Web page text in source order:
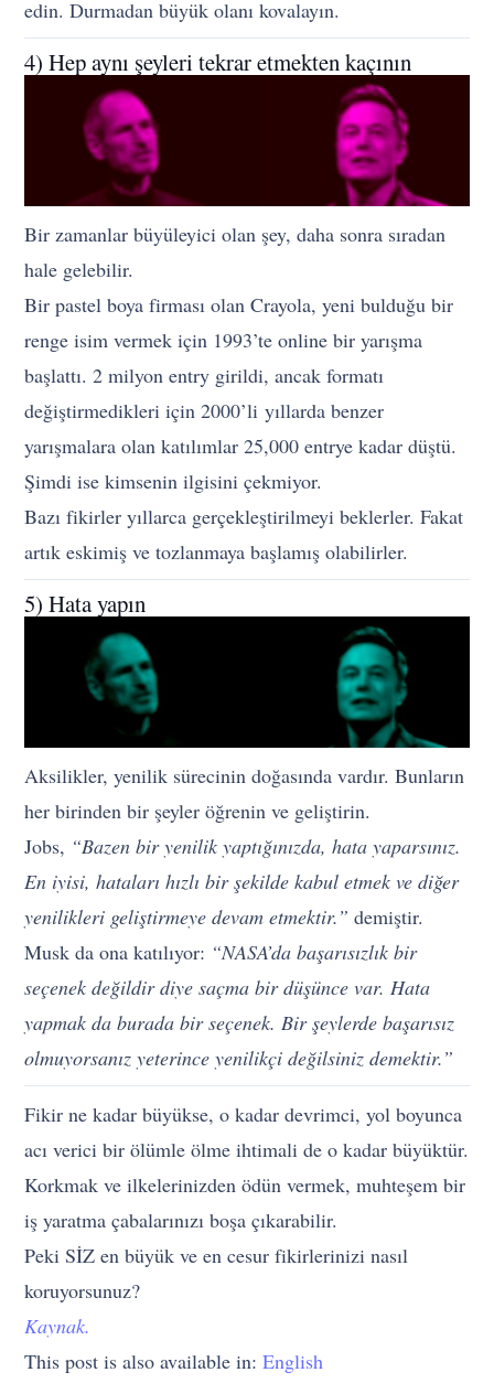
edin. Durmadan büyük olanı kovalayın.
4) Hep aynı şeyleri tekrar etmekten kaçının
Bir zamanlar büyüleyici olan şey, daha sonra sıradan
hale gelebilir.
Bir pastel boya firması olan Crayola, yeni bulduğu bir
renge isim vermek için 1993’te online bir yarışma
başlattı. 2 milyon entry girildi, ancak formatı
değiştirmedikleri için 2000’li yıllarda benzer
yarışmalara olan katılımlar 25,000 entrye kadar düştü.
Şimdi ise kimsenin ilgisini çekmiyor.
Bazı fikirler yıllarca gerçekleştirilmeyi beklerler. Fakat
artık eskimiş ve tozlanmaya başlamış olabilirler.
5) Hata yapın
Aksilikler, yenilik sürecinin doğasında vardır. Bunların
her birinden bir şeyler öğrenin ve geliştirin.
Jobs, “Bazen bir yenilik yaptığınızda, hata yaparsınız.
En iyisi, hataları hızlı bir şekilde kabul etmek ve diğer
yenilikleri geliştirmeye devam etmektir.” demiştir.
Musk da ona katılıyor: “NASA’da başarısızlık bir
seçenek değildir diye saçma bir düşünce var. Hata
yapmak da burada bir seçenek. Bir şeylerde başarısız
olmuyorsanız yeterince yenilikçi değilsiniz demektir.”
Fikir ne kadar büyükse, o kadar devrimci, yol boyunca
acı verici bir ölümle ölme ihtimali de o kadar büyüktür.
Korkmak ve ilkelerinizden ödün vermek, muhteşem bir
iş yaratma çabalarınızı boşa çıkarabilir.
Peki SİZ en büyük ve en cesur fikirlerinizi nasıl
koruyorsunuz?
Kaynak.
This post is also available in:English